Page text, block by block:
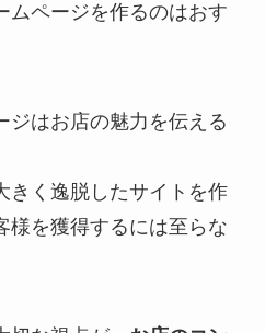
ムページを作るのはおす
ジはお店の魅力を伝える
きく逸脱したサイトを作
様を獲得するには至らな